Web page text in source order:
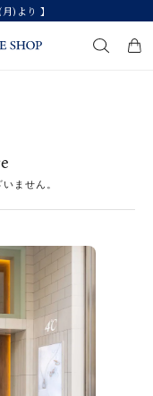
)より 】
ング
すべてのジュエリー
ません。